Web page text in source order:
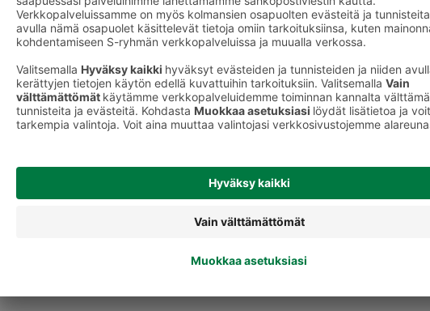
ja -lisukkeet Siemenet